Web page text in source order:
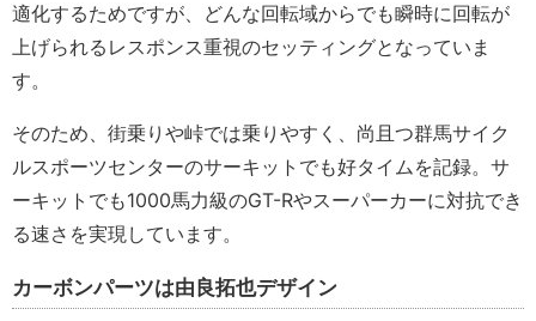
適化するためですが、どんな回転域からでも瞬時に回転が
上げられるレスポンス重視のセッティングとなっていま
す。
そのため、街乗りや峠では乗りやすく、尚且つ群馬サイク
ルスポーツセンターのサーキットでも好タイムを記録。サ
ーキットでも1000馬力級のGT-Rやスーパーカーに対抗でき
る速さを実現しています。
カーボンパーツは由良拓也デザイン